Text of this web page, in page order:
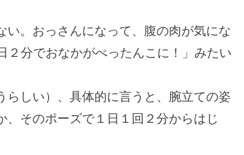
。おっさんになって、腹の肉が気にな
２分でおなかがぺったんこに！」 みたい
しい）、具体的に言うと、腕立ての姿
そのポーズで１日１回２分からはじ